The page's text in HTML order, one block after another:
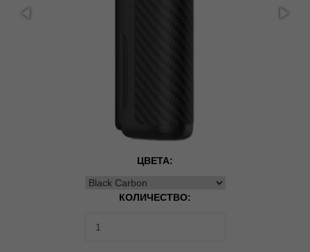
ЦВЕТА:
КОЛИЧЕСТВО: